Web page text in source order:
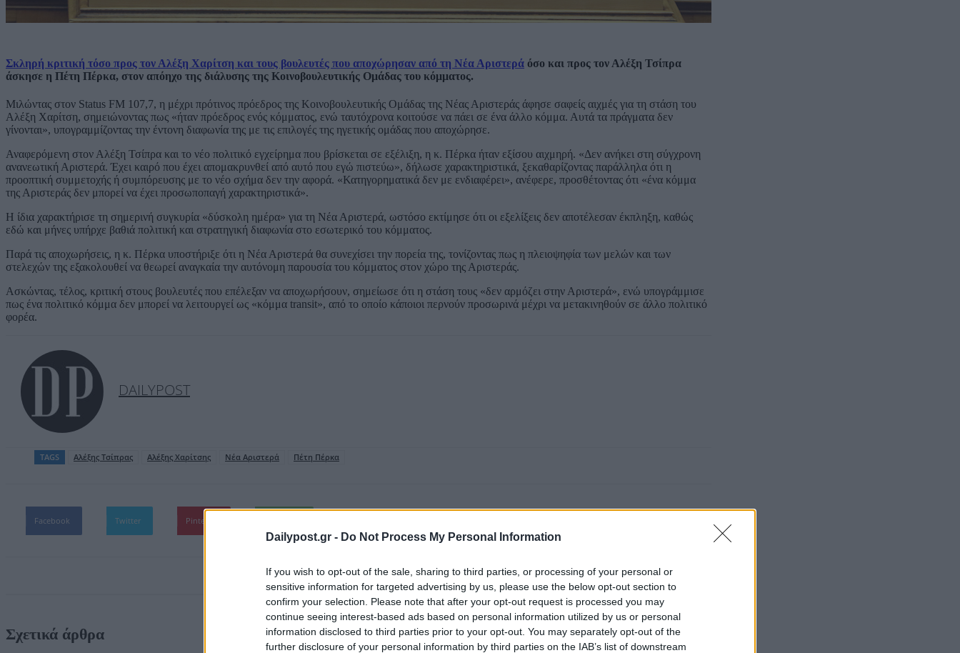
Dailypost.gr - Do Not Process My Personal Information
If you wish to opt-out of the sale, sharing to third parties, or processing of your personal or
sensitive information for targeted advertising by us, please use the below opt-out section to
confirm your selection. Please note that after your opt-out request is processed you may
continue seeing interest-based ads based on personal information utilized by us or personal
information disclosed to third parties prior to your opt-out. You may separately opt-out of the
further disclosure of your personal information by third parties on the IAB’s list of downstream
Σκληρή κριτική τόσο προς τον Αλέξη Χαρίτση και τους βουλευτές που αποχώρησαν από τη Νέα Αριστερά όσο και προς τον Αλέξη Τσίπρα
άσκησε η Πέτη Πέρκα, στον απόηχο της διάλυσης της Κοινοβουλευτικής Ομάδας του κόμματος.
Μιλώντας στον Status FM 107,7, η μέχρι πρότινος πρόεδρος της Κοινοβουλευτικής Ομάδας της Νέας Αριστεράς άφησε σαφείς αιχμές για τη στάση του
Αλέξη Χαρίτση, σημειώνοντας πως «ήταν πρόεδρος ενός κόμματος, ενώ ταυτόχρονα κοιτούσε να πάει σε ένα άλλο κόμμα. Αυτά τα πράγματα δεν
γίνονται», υπογραμμίζοντας την έντονη διαφωνία της με τις επιλογές της ηγετικής ομάδας που αποχώρησε.
Αναφερόμενη στον Αλέξη Τσίπρα και το νέο πολιτικό εγχείρημα που βρίσκεται σε εξέλιξη, η κ. Πέρκα ήταν εξίσου αιχμηρή. «Δεν ανήκει στη σύγχρονη
ανανεωτική Αριστερά. Έχει καιρό που έχει απομακρυνθεί από αυτό που εγώ πιστεύω», δήλωσε χαρακτηριστικά, ξεκαθαρίζοντας παράλληλα ότι η
προοπτική συμμετοχής ή συμπόρευσης με το νέο σχήμα δεν την αφορά. «Κατηγορηματικά δεν με ενδιαφέρει», ανέφερε, προσθέτοντας ότι «ένα κόμμα
της Αριστεράς δεν μπορεί να έχει προσωποπαγή χαρακτηριστικά».
Η ίδια χαρακτήρισε τη σημερινή συγκυρία «δύσκολη ημέρα» για τη Νέα Αριστερά, ωστόσο εκτίμησε ότι οι εξελίξεις δεν αποτέλεσαν έκπληξη, καθώς
εδώ και μήνες υπήρχε βαθιά πολιτική και στρατηγική διαφωνία στο εσωτερικό του κόμματος.
Παρά τις αποχωρήσεις, η κ. Πέρκα υποστήριξε ότι η Νέα Αριστερά θα συνεχίσει την πορεία της, τονίζοντας πως η πλειοψηφία των μελών και των
στελεχών της εξακολουθεί να θεωρεί αναγκαία την αυτόνομη παρουσία του κόμματος στον χώρο της Αριστεράς.
Ασκώντας, τέλος, κριτική στους βουλευτές που επέλεξαν να αποχωρήσουν, σημείωσε ότι η στάση τους «δεν αρμόζει στην Αριστερά», ενώ υπογράμμισε
πως ένα πολιτικό κόμμα δεν μπορεί να λειτουργεί ως «κόμμα transit», από το οποίο κάποιοι περνούν προσωρινά μέχρι να μετακινηθούν σε άλλο πολιτικό
φορέα.
DAILYPOST
TAGS Αλέξης Τσίπρας Αλέξης Χαρίτσης Νέα Αριστερά Πέτη Πέρκα
Facebook Twitter Pinterest
Σχετικά άρθρα